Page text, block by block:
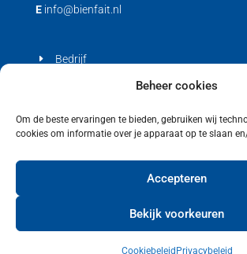
Beheer cookies
Om de beste ervaringen te bieden, gebruiken wij
cookies om informatie over je apparaat op te slaan
Accepteren
Bekijk voorkeuren
Cookiebeleid Privacybeleid
E info@bienfait.nl
Bedrijf
Cookiebeleid (EU)